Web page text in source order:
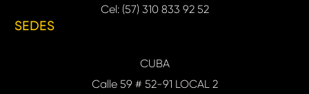
Cel: (57) 310 833 92 52
SEDES
CUBA
Calle 59 # 52-91 LOCAL 2